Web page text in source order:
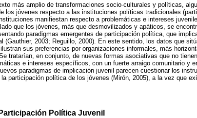
más amplio de transformaciones socio-culturales y políticas,
los jóvenes respecto a las instituciones políticas tradicionales
manifiestan respecto a problemáticas e intereses
que los jóvenes, más que desmovilizados y apáticos, se
paradigmas emergentes de participación política, que
(Gauthier, 2003; Reguillo, 2000). En este sentido, los datos que
sus preferencias por organizaciones informales, más
tratarían, en conjunto, de nuevas formas asociativas que no
e intereses específicos, con un fuerte arraigo comunitario y
paradigmas de implicación juvenil parecen cuestionar los
participación política de los jóvenes (Mirón, 2005), a la vez que
Política Juvenil